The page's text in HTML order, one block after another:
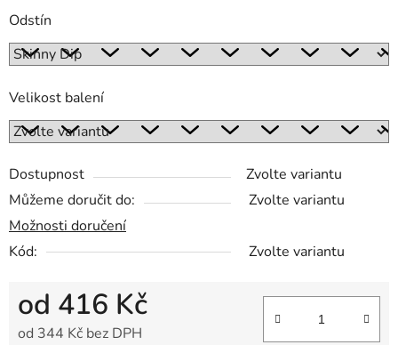
Odstín
Velikost balení
Dostupnost
Zvolte variantu
Můžeme doručit do:
Zvolte variantu
Možnosti doručení
Kód:
Zvolte variantu
od 416 Kč
od 344 Kč bez DPH